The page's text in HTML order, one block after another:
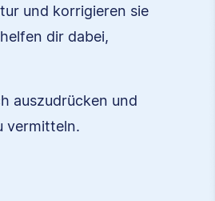
und korrigieren sie
dir dabei,
auszudrücken und
vermitteln.